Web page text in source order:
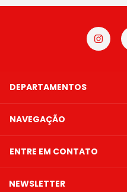
DEPARTAMENTOS
NAVEGAÇÃO
ENTRE EM CONTATO
NEWSLETTER